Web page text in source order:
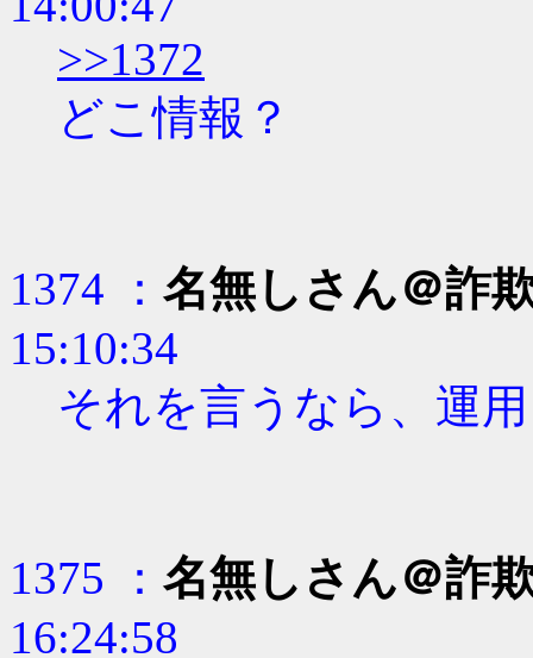
>>1372
どこ情報？
1374 ： 名無しさん＠詐
15:10:34
それを言うなら、運
1375 ： 名無しさん＠詐
16:24:58